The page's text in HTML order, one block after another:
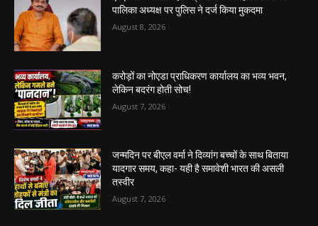
पालिका अध्यक्ष पर पुलिस ने दर्ज किया मुकदमा
August 8, 2026
करोड़ों का नोएडा प्राधिकरण कार्यालय का भव्य भवन,
लेकिन बदरंग होती सोच!
August 7, 2026
जन्मदिन पर बीएल वर्मा ने दिव्यांग बच्चों के साथ बिताया
यादगार समय, कहा- यही है समावेशी भारत की असली
तस्वीर
August 7, 2026